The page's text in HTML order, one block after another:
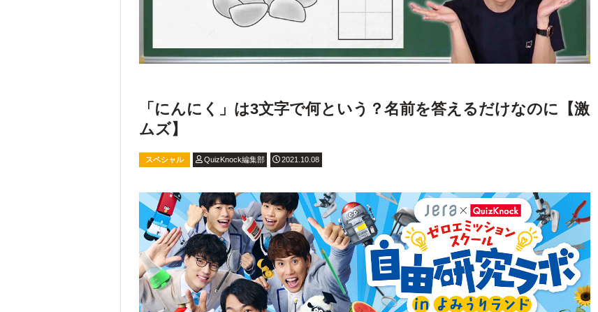
「にんにく」は3文字で何という？名前を答えるだけなのに【激
ムズ】
スペシャル QuizKnock編集部 2021.10.08